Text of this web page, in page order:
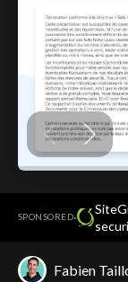
SPONSORED·
Fabien